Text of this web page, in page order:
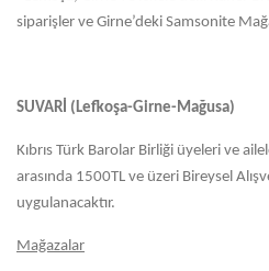
siparişler ve Girne’deki Samsonite
SUVARİ (Lefkoşa-Girne-Mağusa)
Kıbrıs Türk Barolar Birliği üyeleri ve
arasında 1500TL ve üzeri Bireysel
uygulanacaktır.
Mağazalar